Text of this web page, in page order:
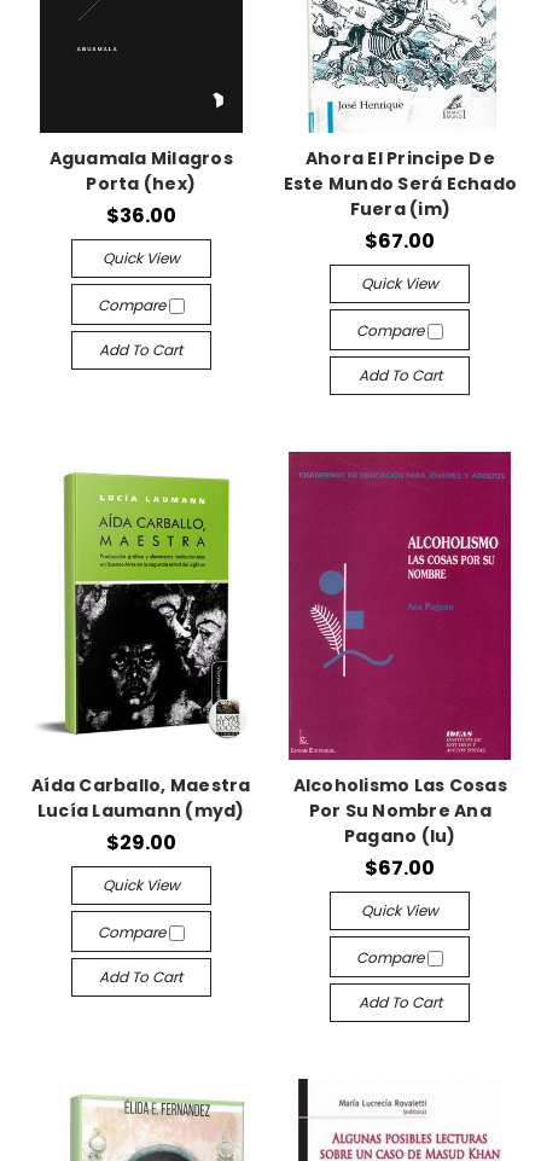
Aguamala Milagros
Porta (hex)
$36.00
Quick View
Compare
Add To Cart
Ahora El Principe De
Este Mundo Será Echado
Fuera (im)
$67.00
Quick View
Compare
Add To Cart
Aída Carballo, Maestra
Lucía Laumann (myd)
$29.00
Quick View
Compare
Add To Cart
Alcoholismo Las Cosas
Por Su Nombre Ana
Pagano (lu)
$67.00
Quick View
Compare
Add To Cart